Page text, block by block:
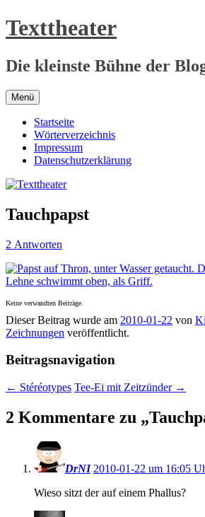
Zum
Inhalt
Texttheater
Die kleinste Bühne der
Menü
Startseite
Wörterverzeichnis
Impressum
Datenschutzerklärung
Tauchpapst
2 Antworten
Keine verwandten Beiträge.
Dieser Beitrag wurde am 2010-01-22 von
Zeichnungen veröffentlicht.
Beitragsnavigation
← Stéréotypes Tee-Ei mit Zeitzünder →
2 Kommentare zu „
DrNI 2010-01-22 um 16:05
Wieso sitzt der auf einem Phallus?